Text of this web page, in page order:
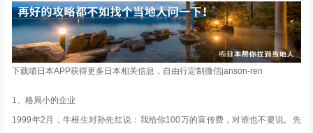
下载喵日本APP获得更多日本相关信息，自由行定制微信janson-ren
1、格局小的企业
1999年2月，牛根生对孙先红说：我给你100万的宣传费，对谁也不要说。先